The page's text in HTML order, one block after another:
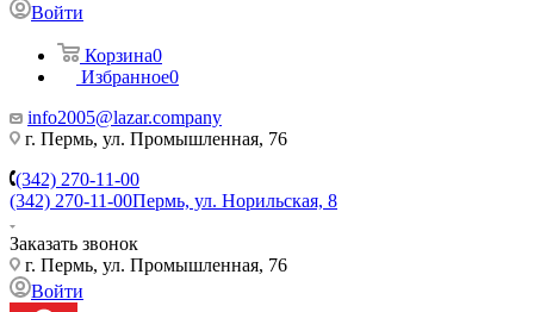
Войти
Корзина0
Избранное0
info2005@lazar.company
г. Пермь, ул. Промышленная, 76
(342) 270-11-00
(342) 270-11-00Пермь, ул. Норильская, 8
Заказать звонок
г. Пермь, ул. Промышленная, 76
Войти